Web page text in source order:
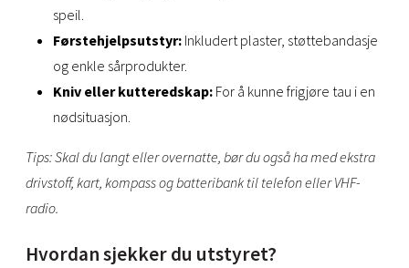
speil.
Førstehjelpsutstyr: Inkludert plaster, støttebandasje
og enkle sårprodukter.
Kniv eller kutteredskap: For å kunne frigjøre tau i en
nødsituasjon.
Tips: Skal du langt eller overnatte, bør du også ha med ekstra
drivstoff, kart, kompass og batteribank til telefon eller VHF-
radio.
Hvordan sjekker du utstyret?